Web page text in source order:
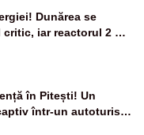
Dunărea se
iar reactorul 2 de
fi oprit
în Pitești! Un
într-un autoturism